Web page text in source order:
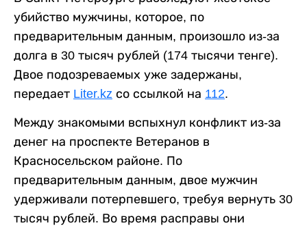
убийство мужчины, которое, по
предварительным данным, произошло из-за
долга в 30 тысяч рублей (174 тысячи тенге).
Двое подозреваемых уже задержаны,
передает Liter.kz со ссылкой на 112.
Между знакомыми вспыхнул конфликт из-за
денег на проспекте Ветеранов в
Красносельском районе. По
предварительным данным, двое мужчин
удерживали потерпевшего, требуя вернуть 30
тысяч рублей. Во время расправы они